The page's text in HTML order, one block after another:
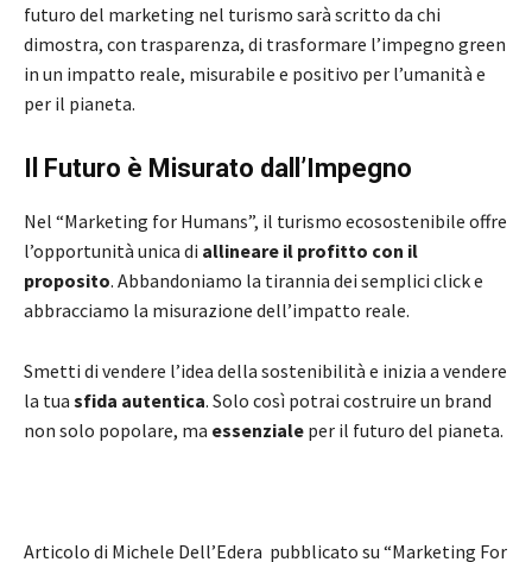
futuro del marketing nel turismo sarà scritto da chi
dimostra, con trasparenza, di trasformare l’impegno green
in un impatto reale, misurabile e positivo per l’umanità e
per il pianeta.
Il Futuro è Misurato dall’Impegno
Nel “Marketing for Humans”, il turismo ecosostenibile offre
l’opportunità unica di allineare il profitto con il
proposito. Abbandoniamo la tirannia dei semplici click e
abbracciamo la misurazione dell’impatto reale.
Smetti di vendere l’idea della sostenibilità e inizia a vendere
la tua sfida autentica. Solo così potrai costruire un brand
non solo popolare, ma essenziale per il futuro del pianeta.
Articolo di Michele Dell’Edera pubblicato su “Marketing For